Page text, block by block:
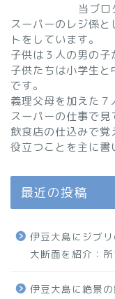
当ブロ
スーパーのレジ係
トをしています。
子供は３人の男の子
子供たちは小学生と
です。
義理父母を加えた７
スーパーの仕事で見
飲食店の仕込みで
役立つことを主に書
最近の投稿
伊豆大島にジブ
大断面を紹介：
伊豆大島に絶景